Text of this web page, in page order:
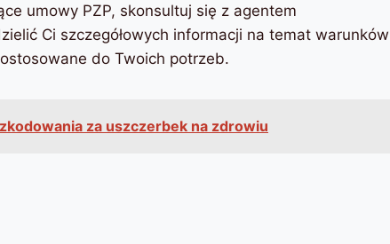
umowy PZP, skonsultuj się z agentem
Ci szczegółowych informacji na temat warunków
do Twoich potrzeb.
za uszczerbek na zdrowiu